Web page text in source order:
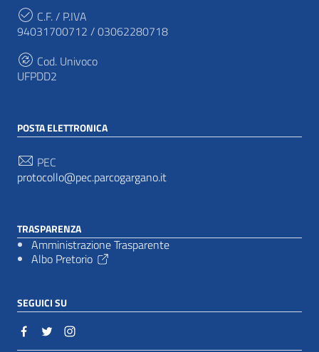
C.F. / P.IVA
94031700712 / 03062280718
Cod. Univoco
UFPDD2
POSTA ELETTRONICA
PEC
protocollo@pec.parcogargano.it
TRASPARENZA
Amministrazione Trasparente
Albo Pretorio
SEGUICI SU